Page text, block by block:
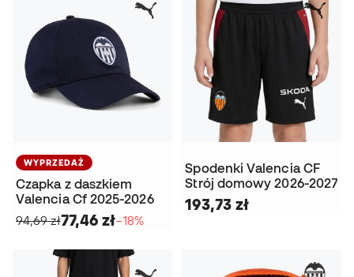
WYPRZEDAŻ
Czapka z daszkiem
Valencia Cf 2025-2026
94,69 zł77,46 zł−18%
Spodenki Valencia CF
Strój domowy 2026-2027
193,73 zł